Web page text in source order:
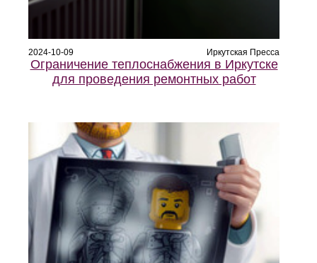
2024-10-09 Иркутская Пресса
Ограничение теплоснабжения в Иркутске
для проведения ремонтных работ